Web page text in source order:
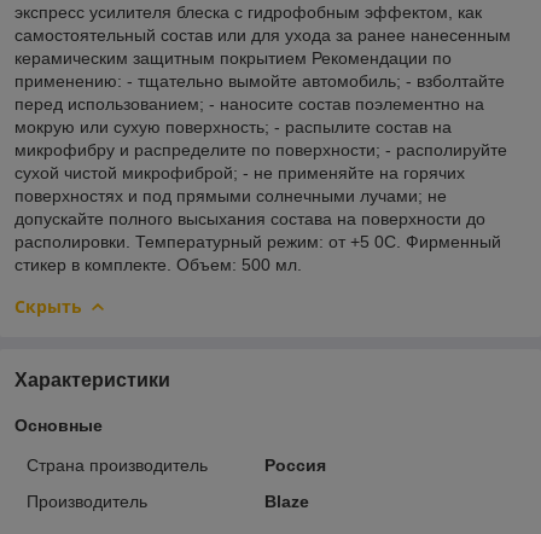
экспресс усилителя блеска с гидрофобным эффектом, как
самостоятельный состав или для ухода за ранее нанесенным
керамическим защитным покрытием Рекомендации по
применению: - тщательно вымойте автомобиль; - взболтайте
перед использованием; - наносите состав поэлементно на
мокрую или сухую поверхность; - распылите состав на
микрофибру и распределите по поверхности; - располируйте
сухой чистой микрофиброй; - не применяйте на горячих
поверхностях и под прямыми солнечными лучами; не
допускайте полного высыхания состава на поверхности до
располировки. Температурный режим: от +5 0С. Фирменный
стикер в комплекте. Объем: 500 мл.
Скрыть
Характеристики
Основные
Страна производитель
Россия
Производитель
Blaze